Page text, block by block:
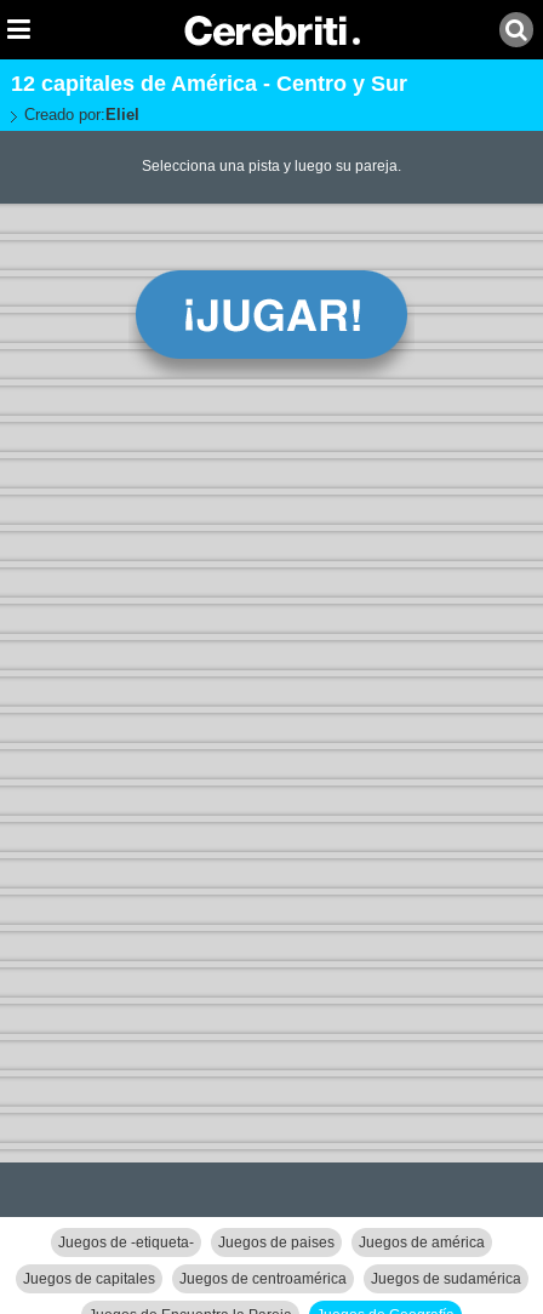
12 capitales de América - Centro y Sur
Creado por: Eliel
Selecciona una pista y luego su pareja.
Juegos de -etiqueta- Juegos de paises Juegos de américa
Juegos de capitales Juegos de centroamérica Juegos de sudamérica